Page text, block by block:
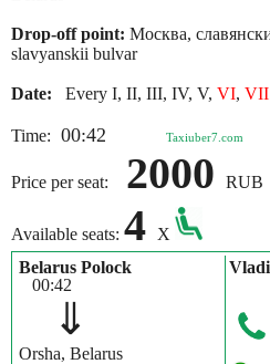
Drop-off point: Москва,
slavyanskii bulvar
Date: Every I, II, III, IV, V, VI, VII
Time: 00:42 Taxiuber7.com
Price per seat: 2000 RUB
Available seats: 4
X
Belarus Polock
00:42
⇓
Orsha, Belarus